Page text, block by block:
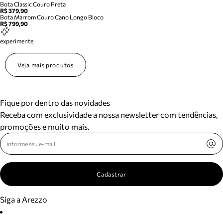
Bota Classic Couro Preta
R$ 379,90
Bota Marrom Couro Cano Longo Bloco
R$ 799,90
experimente
Veja mais produtos
Fique por dentro das novidades
Receba com exclusividade a nossa newsletter com tendências,
promoções e muito mais.
Cadastrar
Siga a Arezzo